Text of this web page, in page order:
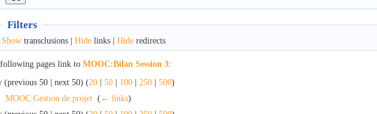
Filters
Showtransclusions | Hidelinks | Hideredirects
pages link to MOOC:Bilan Session 3:
(previous 50 | next 50) (20 | 50 | 100 | 250 | 500)
MOOC:Gestion de projet ( ← links)